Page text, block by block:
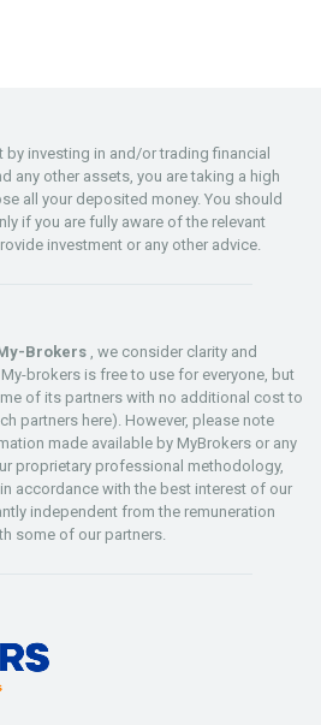
by investing in and/or trading financial
any other assets, you are taking a high
all your deposited money. You should
if you are fully aware of the relevant
investment or any other advice.
Brokers , we consider clarity and
brokers is free to use for everyone, but
of its partners with no additional cost to
partners here). However, please note
made available by MyBrokers or any
proprietary professional methodology,
accordance with the best interest of our
independent from the remuneration
some of our partners.